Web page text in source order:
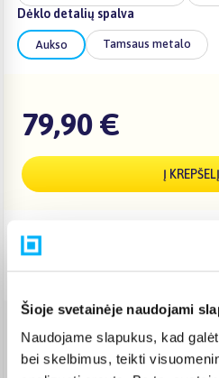
Šioje svetainėje naudojami
Naudojame slapukus, kad
bei skelbimus, teikti
Dėklo detalių spalva
Aukso Tamsaus metalo
79,90 €
Į KREPŠELĮ
Venipak paštomatas ( 2,39
Pristato ir šeštadienį
Rugpjūtis 10d. - Rugpjūtis 13d.